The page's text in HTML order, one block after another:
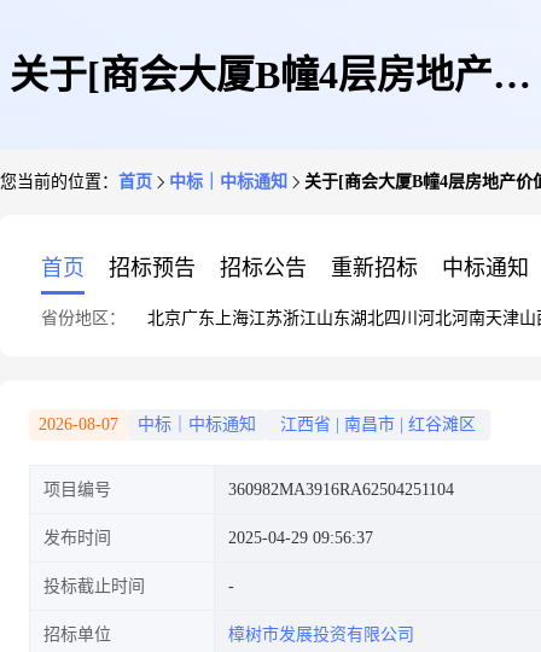
关于[商会大厦B幢4层房地产价
您当前的位置： 首页 中标｜中标通知 关于[商会大厦B幢4层房地产价
首页 招标预告 招标公告 重新招标 中标通知
省份地区： 北京广东 上海江苏浙江山东湖北四川 河北河南天津山
2026-08-07 中标｜中标通知 江西省 南昌市 红谷滩区
项目编号 360982MA3916RA62504251104
发布时间 2025-04-29 09:56:37
投标截止时间
招标单位 樟树市发展投资有限公司